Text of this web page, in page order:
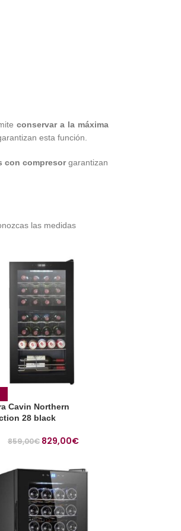
conservar a la máxima
esta función.
con compresor garantizan
las medidas
Cavin Northern
28 black
859,00€ 829,00€